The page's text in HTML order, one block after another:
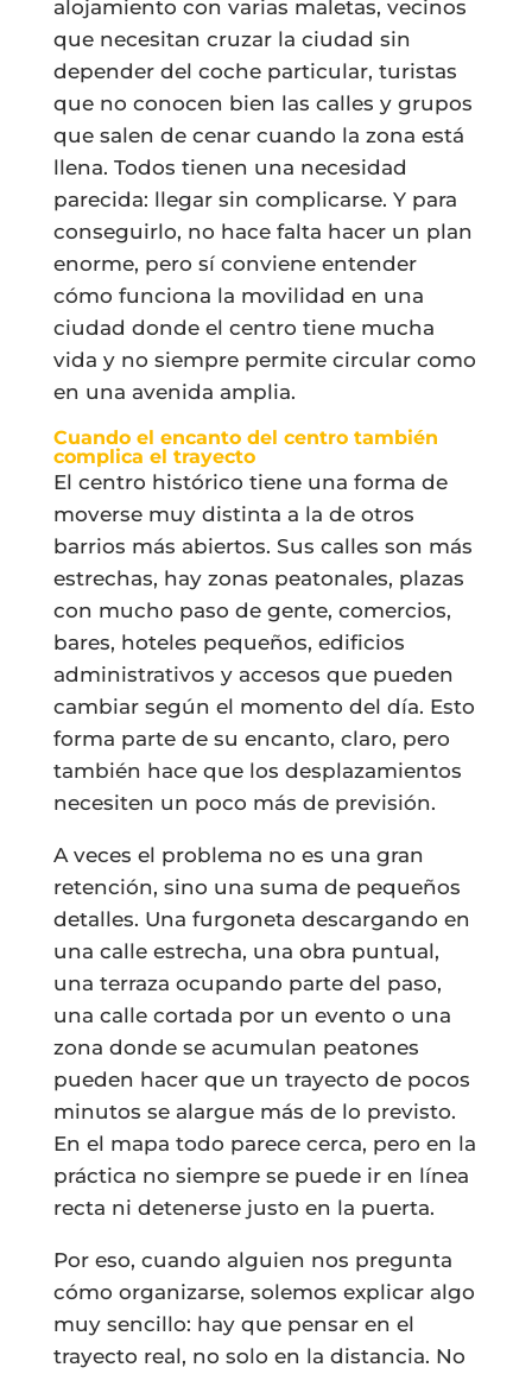
alojamiento con varias maletas, vecinos
que necesitan cruzar la ciudad sin
depender del coche particular, turistas
que no conocen bien las calles y grupos
que salen de cenar cuando la zona está
llena. Todos tienen una necesidad
parecida: llegar sin complicarse. Y para
conseguirlo, no hace falta hacer un plan
enorme, pero sí conviene entender
cómo funciona la movilidad en una
ciudad donde el centro tiene mucha
vida y no siempre permite circular como
en una avenida amplia.
Cuando el encanto del centro también
complica el trayecto
El centro histórico tiene una forma de
moverse muy distinta a la de otros
barrios más abiertos. Sus calles son más
estrechas, hay zonas peatonales, plazas
con mucho paso de gente, comercios,
bares, hoteles pequeños, edificios
administrativos y accesos que pueden
cambiar según el momento del día. Esto
forma parte de su encanto, claro, pero
también hace que los desplazamientos
necesiten un poco más de previsión.
A veces el problema no es una gran
retención, sino una suma de pequeños
detalles. Una furgoneta descargando en
una calle estrecha, una obra puntual,
una terraza ocupando parte del paso,
una calle cortada por un evento o una
zona donde se acumulan peatones
pueden hacer que un trayecto de pocos
minutos se alargue más de lo previsto.
En el mapa todo parece cerca, pero en la
práctica no siempre se puede ir en línea
recta ni detenerse justo en la puerta.
Por eso, cuando alguien nos pregunta
cómo organizarse, solemos explicar algo
muy sencillo: hay que pensar en el
trayecto real, no solo en la distancia. No